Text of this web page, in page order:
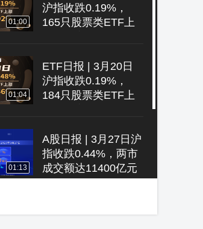
01:00
沪指收跌0.19%，
165只股票类ETF上
01:04
ETF日报 | 3月20日
沪指收跌0.19%，
184只股票类ETF上
01:13
A股日报 | 3月27日沪
指收跌0.44%，两市
成交额达11400亿元
你还在犹豫，别人已